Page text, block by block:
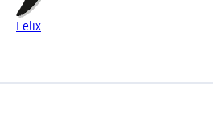
Felix